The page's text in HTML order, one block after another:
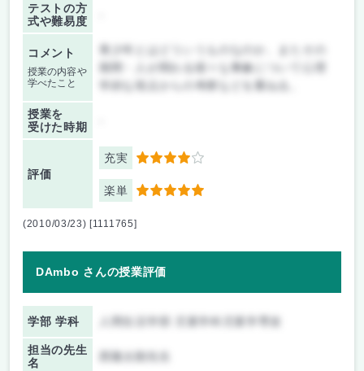
テストの方
式や難易度
コメント
授業の内容や
学べたこと
期間・人が関わる様々な事象について心理
学的な視点からの考察などを重ねる。
授業を
受けた時期
評価
充実 4
楽単 5
(2010/03/23) [1111765]
DAmbo さんの授業評価
学部 学科
担当の先生
名
西隆太朗先生